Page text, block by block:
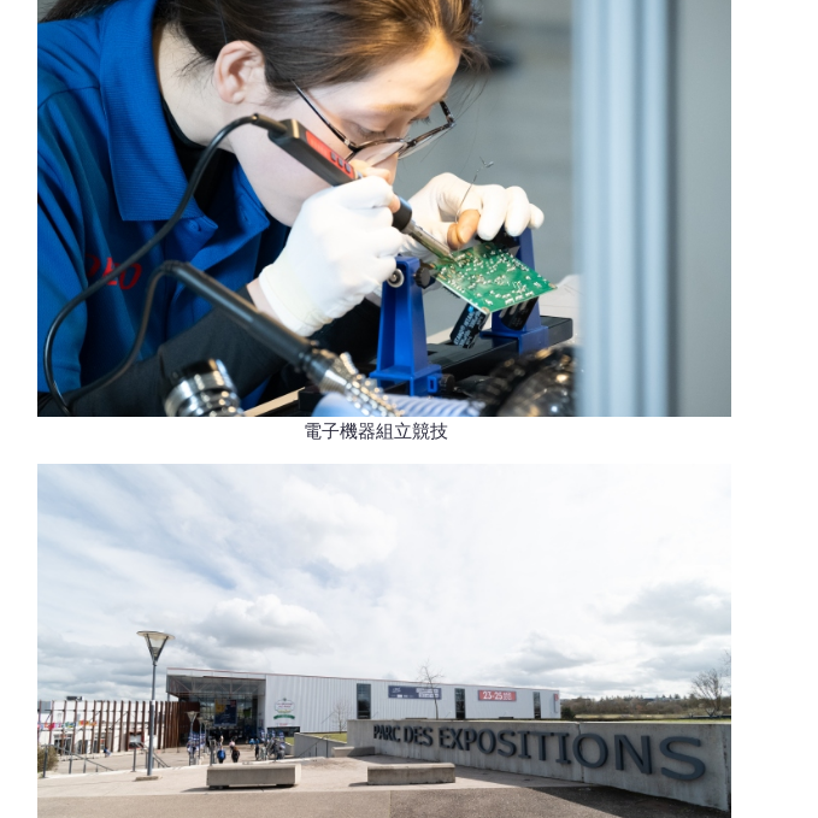
電子機器組立競技